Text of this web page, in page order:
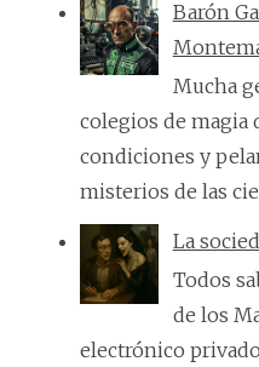
Barón
Mucha
colegios de magia
condiciones y
misterios de las
La
Todos
de los
electrónico